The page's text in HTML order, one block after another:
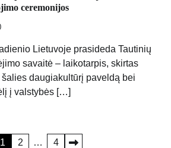
ceremonijos
Lietuvoje prasideda Tautinių
savaitė – laikotarpis, skirtas
daugiakultūrį paveldą bei
į valstybės […]
1 2 … 4